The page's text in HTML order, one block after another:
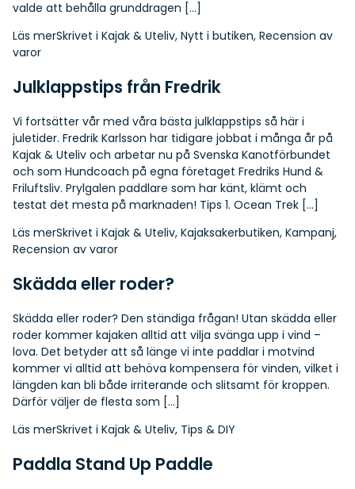
valde att behålla grunddragen […]
Läs merSkrivet i Kajak & Uteliv, Nytt i butiken, Recension av
varor
Julklappstips från Fredrik
Vi fortsätter vår med våra bästa julklappstips så här i
juletider. Fredrik Karlsson har tidigare jobbat i många år på
Kajak & Uteliv och arbetar nu på Svenska Kanotförbundet
och som Hundcoach på egna företaget Fredriks Hund &
Friluftsliv. Prylgalen paddlare som har känt, klämt och
testat det mesta på marknaden! Tips 1. Ocean Trek […]
Läs merSkrivet i Kajak & Uteliv, Kajaksakerbutiken, Kampanj,
Recension av varor
Skädda eller roder?
Skädda eller roder? Den ständiga frågan! Utan skädda eller
roder kommer kajaken alltid att vilja svänga upp i vind –
lova. Det betyder att så länge vi inte paddlar i motvind
kommer vi alltid att behöva kompensera för vinden, vilket i
längden kan bli både irriterande och slitsamt för kroppen.
Därför väljer de flesta som […]
Läs merSkrivet i Kajak & Uteliv, Tips & DIY
Paddla Stand Up Paddle